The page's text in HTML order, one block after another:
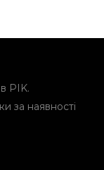
в PIK.
за наявності